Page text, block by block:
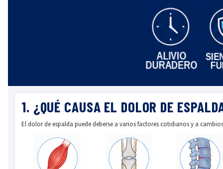
DOLORES DENTALES
DOLOR DE ESPALDA
WALMART
WALGREENS
Contáctanos
1. ¿QUÉ CAUSA EL DOLOR DE
El dolor de espalda puede deberse a varios factores cotidianos y a